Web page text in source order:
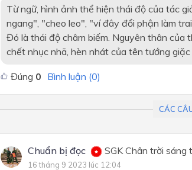
Từ ngữ, hình ảnh thể hiện thái độ của tác
ngang", "cheo leo", "ví đây đổi phận làm
Đó là thái độ châm biếm. Nguyên thân của
chết nhục nhã, hèn nhát của tên tướng
Đúng 0 Bình luận (0)
CÁC
Chuẩn bị đọc SGK Chân trời
16 tháng 9 2023 lúc 12:04